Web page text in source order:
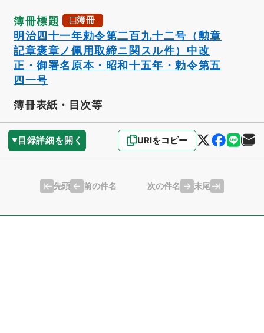
簿冊標題 簿冊
明治四十一年勅令第二百九十二号（勲章
記章褒章ノ佩用取締ニ関スル件）中改
正・御署名原本・昭和十五年・勅令第五
四一号
簿冊表紙・目次等
目録詳細を開く URIをコピー
先頭 前の件名 次の件名 末尾